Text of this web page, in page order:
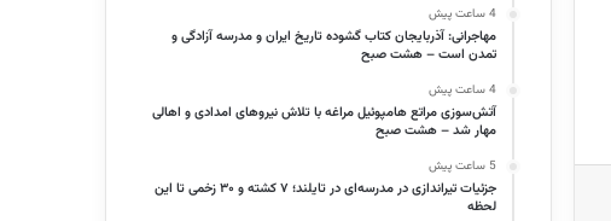
4 ساعت پیش
مهاجرانی: آذربایجان کتاب گشوده تاریخ ایران و مدرسه آزادگی و
تمدن است – هشت صبح
4 ساعت پیش
آتش‌سوزی مراتع هامپوئیل مراغه با تلاش نیروهای امدادی و اهالی
مهار شد – هشت صبح
5 ساعت پیش
جزئیات تیراندازی در مدرسه‌ای در تایلند؛ ۷ کشته و ۳۰ زخمی تا این
لحظه